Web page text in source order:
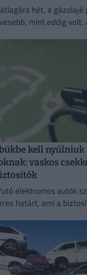
hét, a gázolajé
mint eddig volt.
kell
vaskos
elektromos autók
határt, ami a